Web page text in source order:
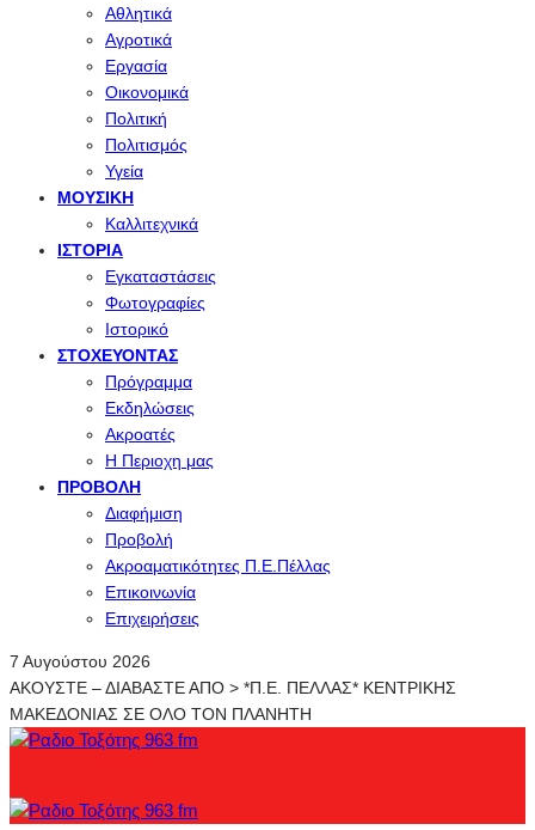
Αθλητικά
Αγροτικά
Εργασία
Οικονομικά
Πολιτική
Πολιτισμός
Υγεία
ΜΟΥΣΙΚΉ
Καλλιτεχνικά
ΙΣΤΟΡΊΑ
Εγκαταστάσεις
Φωτογραφίες
Ιστορικό
ΣΤΟΧΕΎΟΝΤΑΣ
Πρόγραμμα
Εκδηλώσεις
Ακροατές
Η Περιοχη μας
ΠΡΟΒΟΛΉ
Διαφήμιση
Προβολή
Ακροαματικότητες Π.Ε.Πέλλας
Επικοινωνία
Επιχειρήσεις
7 Αυγούστου 2026
ΑΚΟΥΣΤΕ – ΔΙΑΒΑΣΤΕ ΑΠΟ > *Π.Ε. ΠΕΛΛΑΣ* ΚΕΝΤΡΙΚΗΣ
ΜΑΚΕΔΟΝΙΑΣ ΣΕ ΟΛΟ ΤΟΝ ΠΛΑΝΗΤΗ